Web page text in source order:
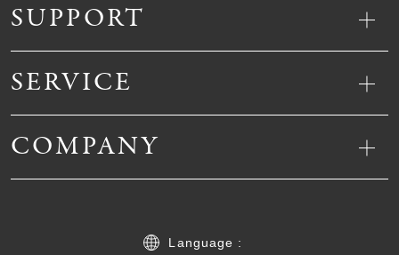
SUPPORT
SERVICE
COMPANY
Language :